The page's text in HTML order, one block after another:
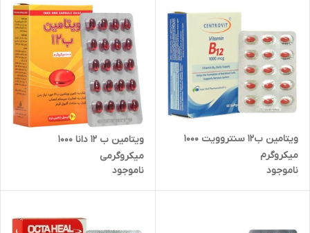
ویتامین ب12 سنتروویت 1000
میکروگرم
ناموجود
ویتامین ب 12 دانا 1000
میکروگرمی
ناموجود